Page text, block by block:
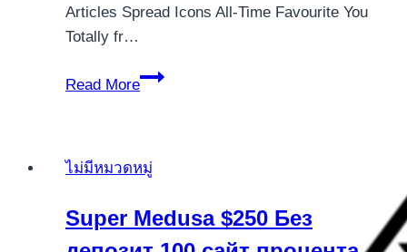
Articles Spread Icons All-Time Favourite You
Totally fr…
Read More
Gamble
online
march
2023
ไม่มีหมวดหมู่
Super Medusa $250 Без